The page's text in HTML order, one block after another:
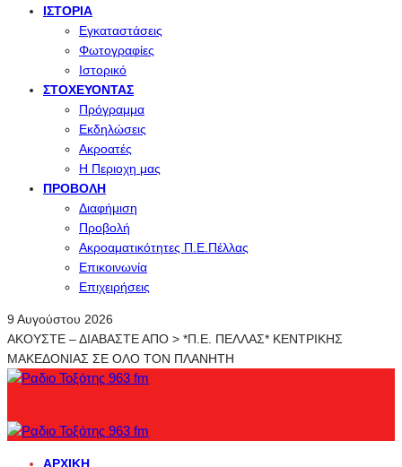
ΙΣΤΟΡΊΑ
Εγκαταστάσεις
Φωτογραφίες
Ιστορικό
ΣΤΟΧΕΎΟΝΤΑΣ
Πρόγραμμα
Εκδηλώσεις
Ακροατές
Η Περιοχη μας
ΠΡΟΒΟΛΉ
Διαφήμιση
Προβολή
Ακροαματικότητες Π.Ε.Πέλλας
Επικοινωνία
Επιχειρήσεις
9 Αυγούστου 2026
ΑΚΟΥΣΤΕ – ΔΙΑΒΑΣΤΕ ΑΠΟ > *Π.Ε. ΠΕΛΛΑΣ* ΚΕΝΤΡΙΚΗΣ
ΜΑΚΕΔΟΝΙΑΣ ΣΕ ΟΛΟ ΤΟΝ ΠΛΑΝΗΤΗ
ΑΡΧΙΚΉ